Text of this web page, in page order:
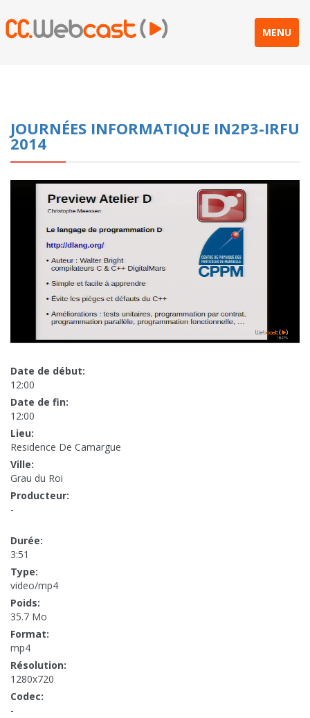
MENU
JOURNÉES INFORMATIQUE IN2P3-IRFU
2014
Date de début:
12:00
Date de fin:
12:00
Lieu:
Residence De Camargue
Ville:
Grau du Roi
Producteur:
-
Durée:
3:51
Type:
video/mp4
Poids:
35.7 Mo
Format:
mp4
Résolution:
1280x720
Codec:
-